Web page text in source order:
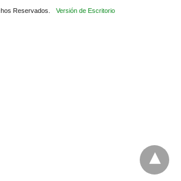
Reservados. Versión de Escritorio